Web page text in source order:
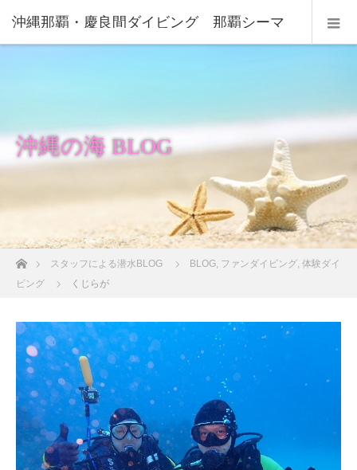
沖縄那覇・慶良間ダイビング 那覇シーマ
沖縄の海 BLOG
ホームスタッフによる潜水BLOG BLOG, ファンダイビング, 体験ダイ
ビング
くじらが